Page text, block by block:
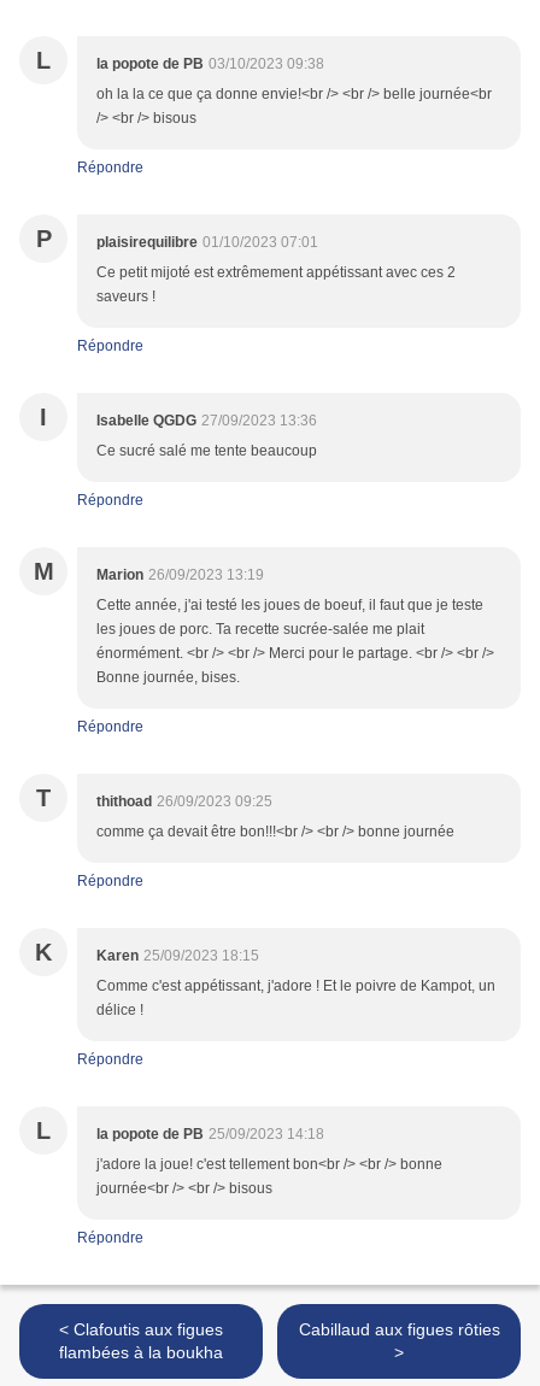
L la popote de PB 03/10/2023 09:38
oh la la ce que ça donne envie!<br /> <br /> belle journée<br
/> <br /> bisous
Répondre
P plaisirequilibre 01/10/2023 07:01
Ce petit mijoté est extrêmement appétissant avec ces 2
saveurs !
Répondre
I Isabelle QGDG 27/09/2023 13:36
Ce sucré salé me tente beaucoup
Répondre
M Marion 26/09/2023 13:19
Cette année, j'ai testé les joues de boeuf, il faut que je teste
les joues de porc. Ta recette sucrée-salée me plait
énormément. <br /> <br /> Merci pour le partage. <br /> <br />
Bonne journée, bises.
Répondre
T thithoad 26/09/2023 09:25
comme ça devait être bon!!!<br /> <br /> bonne journée
Répondre
K Karen 25/09/2023 18:15
Comme c'est appétissant, j'adore ! Et le poivre de Kampot, un
délice !
Répondre
L la popote de PB 25/09/2023 14:18
j'adore la joue! c'est tellement bon<br /> <br /> bonne
journée<br /> <br /> bisous
Répondre
< Clafoutis aux figues
flambées à la boukha
Cabillaud aux figues rôties
>